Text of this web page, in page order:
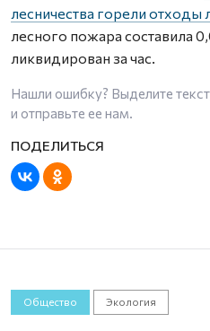
лесничества горели отходы
лесного пожара составила
ликвидирован за час.
Нашли ошибку? Выделите
и отправьте ее нам.
Общество Экология